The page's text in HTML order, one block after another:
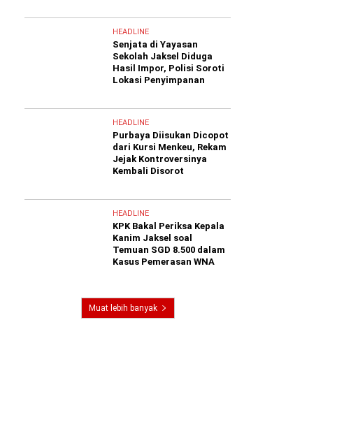
HEADLINE
Senjata di Yayasan
Sekolah Jaksel Diduga
Hasil Impor, Polisi Soroti
Lokasi Penyimpanan
HEADLINE
Purbaya Diisukan Dicopot
dari Kursi Menkeu, Rekam
Jejak Kontroversinya
Kembali Disorot
HEADLINE
KPK Bakal Periksa Kepala
Kanim Jaksel soal
Temuan SGD 8.500 dalam
Kasus Pemerasan WNA
Muat lebih banyak